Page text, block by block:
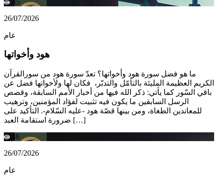
45
26/07/2026
عام
هود وأخواتها
ما هو فضل سورة هود وأخواتها؟ تعدّ سورة هود من سورالقرآن
الكريم العظيمة المليئة بالتأمّل والتدبّر، فكان لها ولأخواتها فضل عن
باقي السّور كما يأتي: ذكر الله فيها من أخبار الأمم السابقة، وقصص
الرسل السابقين ما يكون فيه تثبيت لفؤاد المؤمنين، وترهيب
للمعاندين الطغاة، ومن بينها قصّة هود -عليه السّلام-. التأكيد على
ضرورة استقامة العبد […]
46
26/07/2026
عام